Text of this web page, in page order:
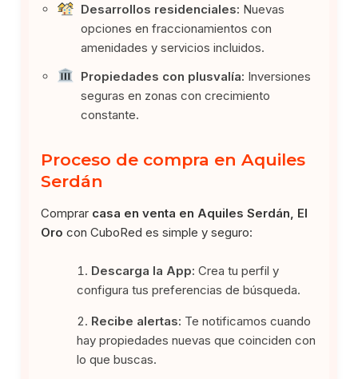
Desarrollos residenciales: Nuevas
opciones en fraccionamientos con
amenidades y servicios incluidos.
Propiedades con plusvalía: Inversiones
seguras en zonas con crecimiento
constante.
Proceso de compra en Aquiles
Serdán
Comprar casa en venta en Aquiles Serdán, El
Oro con CuboRed es simple y seguro:
Descarga la App: Crea tu perfil y
configura tus preferencias de búsqueda.
Recibe alertas: Te notificamos cuando
hay propiedades nuevas que coinciden con
lo que buscas.